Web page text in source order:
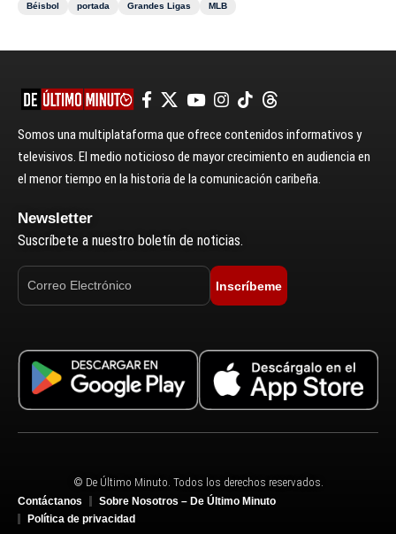
Béisbol
portada Grandes Ligas MLB
Somos una multiplataforma que ofrece contenidos informativos y
televisivos. El medio noticioso de mayor crecimiento en audiencia en
el menor tiempo en la historia de la comunicación caribeña.
Newsletter
Suscríbete a nuestro boletín de noticias.
Inscríbeme
© De Último Minuto. Todos los derechos reservados.
Contáctanos
Sobre Nosotros – De Último Minuto
Política de privacidad